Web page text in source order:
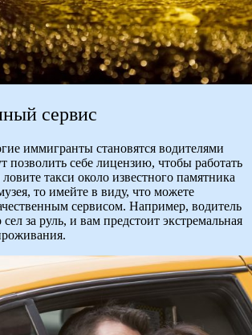
сервис
иммигранты становятся водителями
позволить себе лицензию, чтобы работать
такси около известного памятника
то имейте в виду, что можете
сервисом. Например, водитель
за руль, и вам предстоит экстремальная